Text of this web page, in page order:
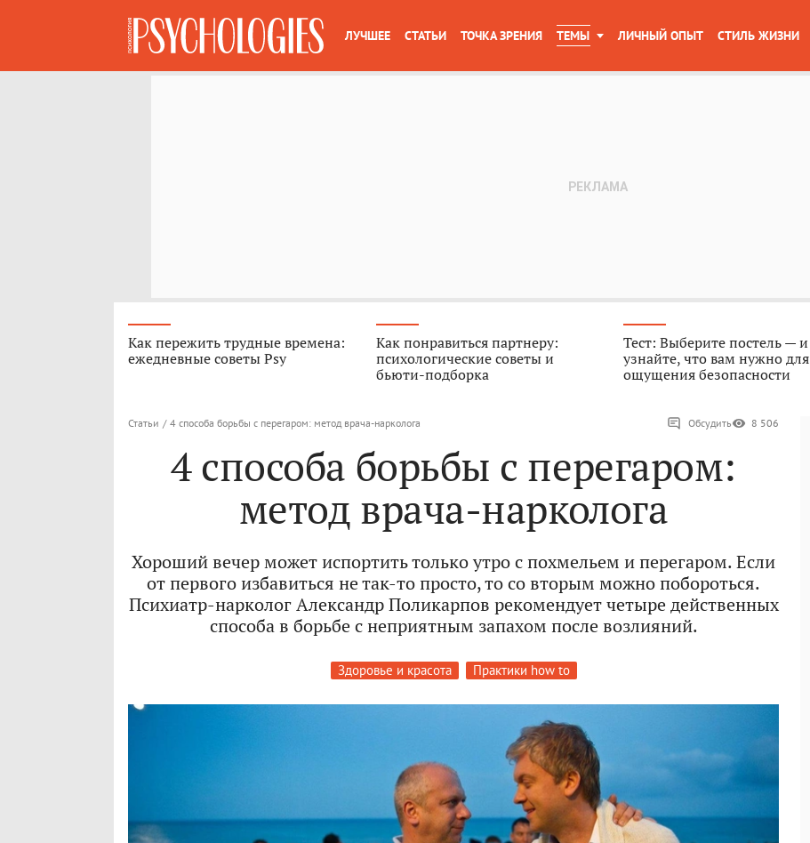
ЛУЧШЕЕ СТАТЬИ ТОЧКА ЗРЕНИЯ ТЕМЫ ЛИЧНЫЙ ОПЫТ СТИЛЬ ЖИЗНИ
Как пережить трудные времена:
ежедневные советы Psy
Как понравиться партнеру:
психологические советы и
бьюти-подборка
Тест: Выберите постель — и
узнайте, что вам нужно для
ощущения безопасности
Статьи / 4 способа борьбы с перегаром: метод врача-нарколога Обсудить 8 506
4 способа борьбы с перегаром:
метод врача-нарколога
Хороший вечер может испортить только утро с похмельем и перегаром. Если
от первого избавиться не так-то просто, то со вторым можно побороться.
Психиатр-нарколог Александр Поликарпов рекомендует четыре действенных
способа в борьбе с неприятным запахом после возлияний.
Здоровье и красота Практики how to